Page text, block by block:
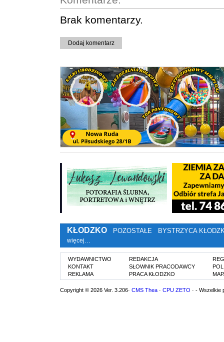
Brak komentarzy.
Dodaj komentarz
KŁODZKO POZOSTAŁE BYSTRZYCA
więcej…
WYDAWNICTWO
KONTAKT
REKLAMA
REDAKCJA
SŁOWNIK PRACODAWCY
PRACA KŁODZKO
Copyright © 2026 Ver. 3.206· CMS Thea · CPU ZETO · - Wszelkie